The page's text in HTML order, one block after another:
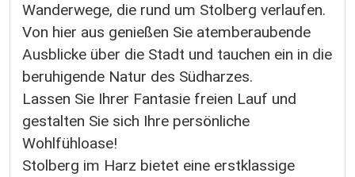
Wanderwege, die rund um Stolberg verlaufen.
Von hier aus genießen Sie atemberaubende
Ausblicke über die Stadt und tauchen ein in die
beruhigende Natur des Südharzes.
Lassen Sie Ihrer Fantasie freien Lauf und
gestalten Sie sich Ihre persönliche
Wohlfühloase!
Stolberg im Harz bietet eine erstklassige